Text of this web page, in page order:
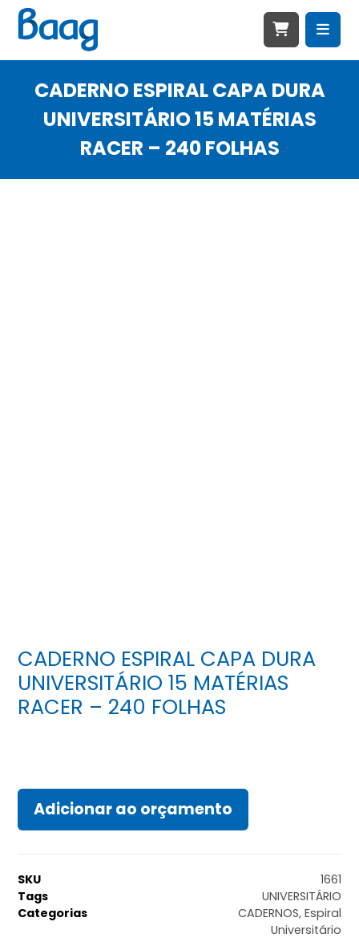
CADERNO ESPIRAL CAPA DURA
UNIVERSITÁRIO 15 MATÉRIAS
RACER – 240 FOLHAS
CADERNO ESPIRAL CAPA DURA
UNIVERSITÁRIO 15 MATÉRIAS
RACER – 240 FOLHAS
Adicionar ao orçamento
SKU
1661
Tags
UNIVERSITÁRIO
Categorias
CADERNOS, Espiral
Universitário